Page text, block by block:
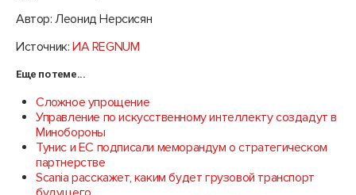
Автор: Леонид Нерсисян
Источник: ИА REGNUM
Еще по теме...
Сложное упрощение
Управление по искусственному интеллекту создадут в
Минобороны
Тунис и ЕС подписали меморандум о стратегическом
партнерстве
Scania расскажет, каким будет грузовой транспорт